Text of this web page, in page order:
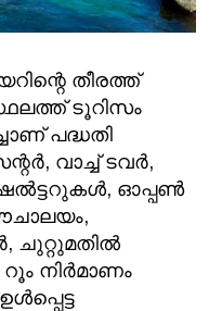
തീരത്ത്
ടൂറിസം
പദ്ധതി
വാച്ച് ടവര്‍,
ഓപ്പണ്‍
ചുറ്റുമതില്‍
റൂം നിര്‍മാണം